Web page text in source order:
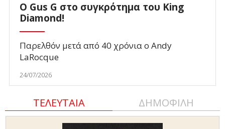
O Gus G στο συγκρότημα του King
Diamond!
Παρελθόν μετά από 40 χρόνια ο Andy
LaRocque
24/07/2026
ΤΕΛΕΥΤΑΙΑ ΔΗΜΟΦΙΛΗ